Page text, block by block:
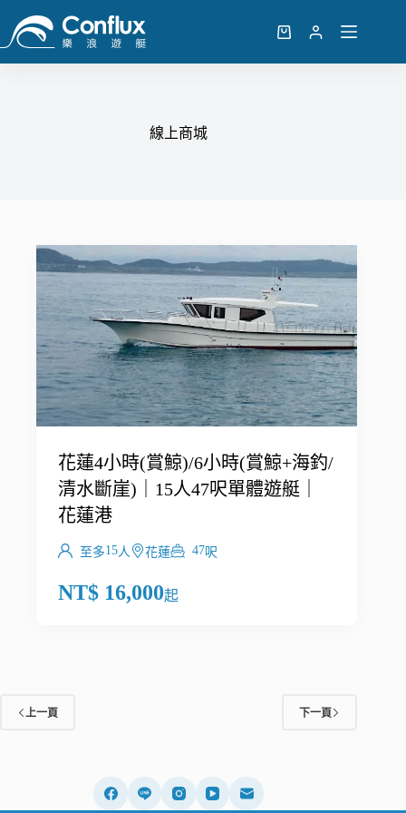
至
購
物
線上商城
花蓮4小時(賞鯨)/6小時(賞鯨+海釣/
清水斷崖)｜15人47呎單體遊艇｜
花蓮港
至多15人 花蓮 47呎
NT$ 16,000起
上一頁 下一頁